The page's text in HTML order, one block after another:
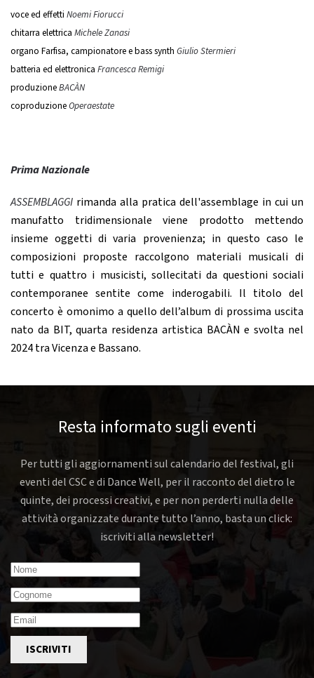
voce ed effetti Noemi Fiorucci
chitarra elettrica Michele Zanasi
organo Farfisa, campionatore e bass synth Giulio Stermieri
batteria ed elettronica Francesca Remigi
produzioneBACÀN
coproduzioneOperaestate
Prima Nazionale
ASSEMBLAGGI rimanda alla pratica dell'assemblage in cui un
manufatto tridimensionale viene prodotto mettendo
insieme oggetti di varia provenienza; in questo caso le
composizioni proposte raccolgono materiali musicali di
tutti e quattro i musicisti, sollecitati da questioni sociali
contemporanee sentite come inderogabili. Il titolo del
concerto è omonimo a quello dell’album di prossima uscita
nato da BIT, quarta residenza artistica BACÀN e svolta nel
2024 tra Vicenza e Bassano.
Resta informato sugli eventi
Per tutti gli aggiornamenti sul calendario del festival, gli
eventi del CSC e di Dance Well, per il racconto del dietro le
quinte, dei processi creativi, e per non perderti nulla delle
attività organizzate durante tutto l’anno, basta un click:
iscriviti alla newsletter!
ISCRIVITI